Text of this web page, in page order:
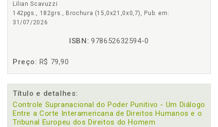
Lilian Scavuzzi
142pgs., 182grs., Brochura (15,0x21,0x0,7), Pub. em:
31/07/2026
ISBN: 978652632594-0
Preço: R$ 79,90
Título e detalhes:
Controle Supranacional do Poder Punitivo - Um Diálogo
Entre a Corte Interamericana de Direitos Humanos e o
Tribunal Europeu dos Direitos do Homem